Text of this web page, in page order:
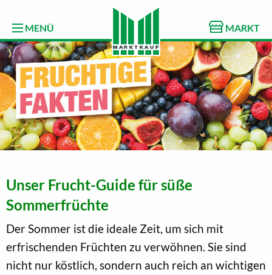
MENÜ MARKT
Unser Frucht-Guide für süße
Sommerfrüchte
Der Sommer ist die ideale Zeit, um sich mit
erfrischenden Früchten zu verwöhnen. Sie sind
nicht nur köstlich, sondern auch reich an wichtigen